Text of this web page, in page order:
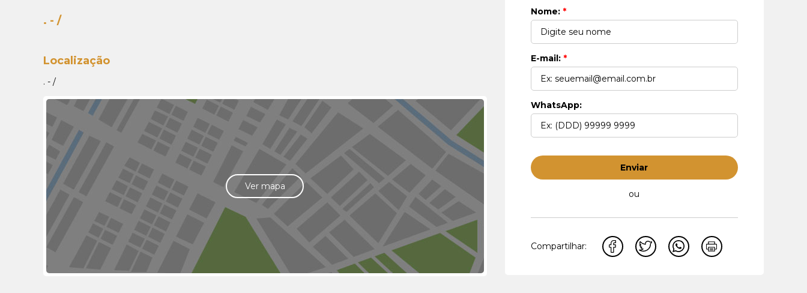
. - /
Nome: *
E-mail: *
WhatsApp:
Enviar
ou
Compartilhar:
Localização
. - /
Ver mapa